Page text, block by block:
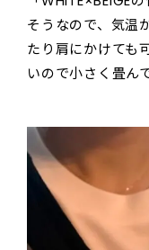
そうなので、気温
たり肩にかけても
いので小さく畳ん